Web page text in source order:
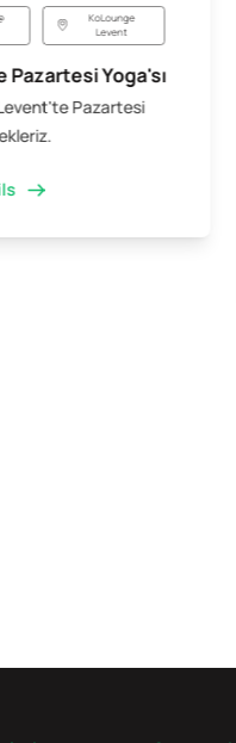
KoLounge
Levent
Yoga'sı
Pazartesi